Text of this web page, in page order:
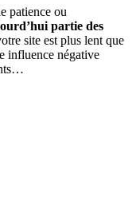
patience ou
partie des
site est plus lent que
influence négative